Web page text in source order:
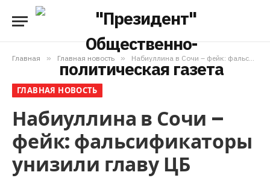
Главная » Главная новость » Набиуллина в Сочи – фейк: фальсификаторы унизили главу ЦБ
ГЛАВНАЯ НОВОСТЬ
Набиуллина в Сочи –
фейк: фальсификаторы
унизили главу ЦБ